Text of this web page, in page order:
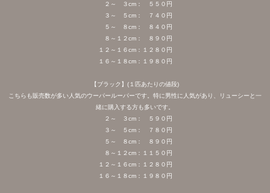
２～ ３cm： ５５０円
３～ ５cm： ７４０円
５～ ８cm： ８４０円
８～１２cm： ８９０円
１２～１６cm：１２８０円
１６～１８cm：１９８０円
【ブラック】(１匹あたりの値段)
こちらも販売数が多い人気のウーパールーパーです。特に男性に人気があり、リューシーと一
緒に購入する方も多いです。
２～ ３cm： ５９０円
３～ ５cm： ７８０円
５～ ８cm： ８９０円
８～１２cm：１１５０円
１２～１６cm：１２８０円
１６～１８cm：１９８０円